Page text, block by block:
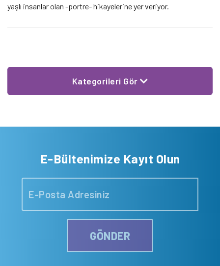
yaşlı insanlar olan -portre- hikayelerine yer veriyor.
Kategorileri Gör
E-Bültenimize Kayıt Olun
GÖNDER